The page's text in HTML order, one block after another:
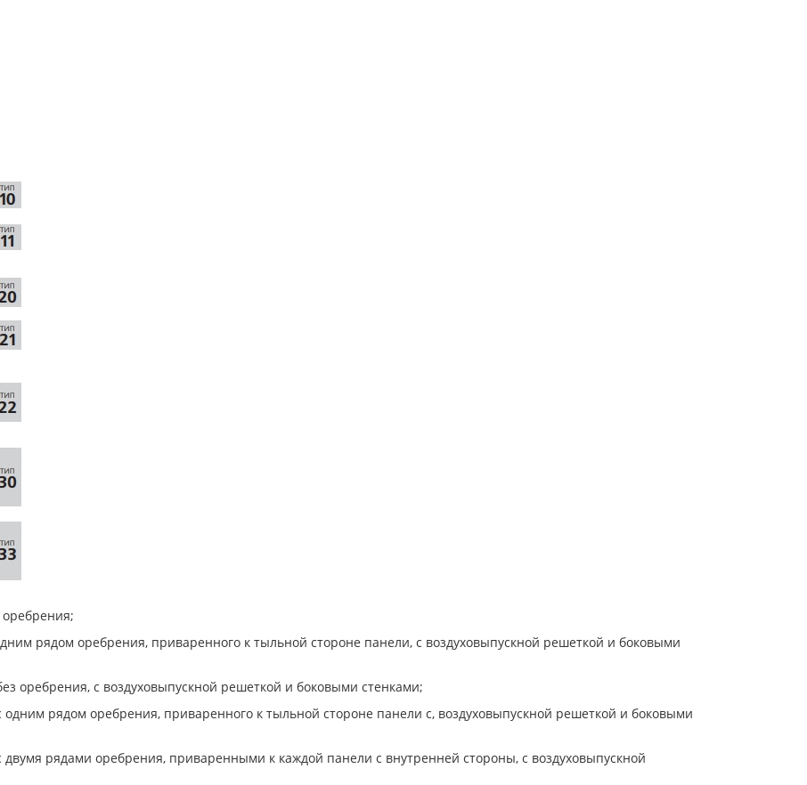
рядом оребрения, приваренного к тыльной стороне панели, с воздуховыпускной решеткой и боковыми
оребрения, с воздуховыпускной решеткой и боковыми стенками;
рядом оребрения, приваренного к тыльной стороне панели с, воздуховыпускной решеткой и боковыми
рядами оребрения, приваренными к каждой панели с внутренней стороны, с воздуховыпускной